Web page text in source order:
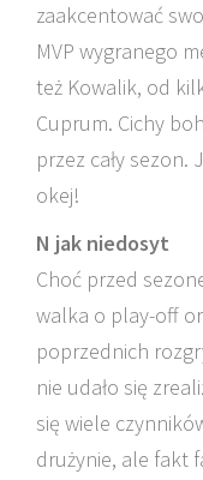
zaakcentować
MVP wygranego
też Kowalik, od
Cuprum. Cichy
przez cały sezon.
okej!
N jak niedosyt
Choć przed
walka o play-off
poprzednich
nie udało się
się wiele
drużynie, ale fakt